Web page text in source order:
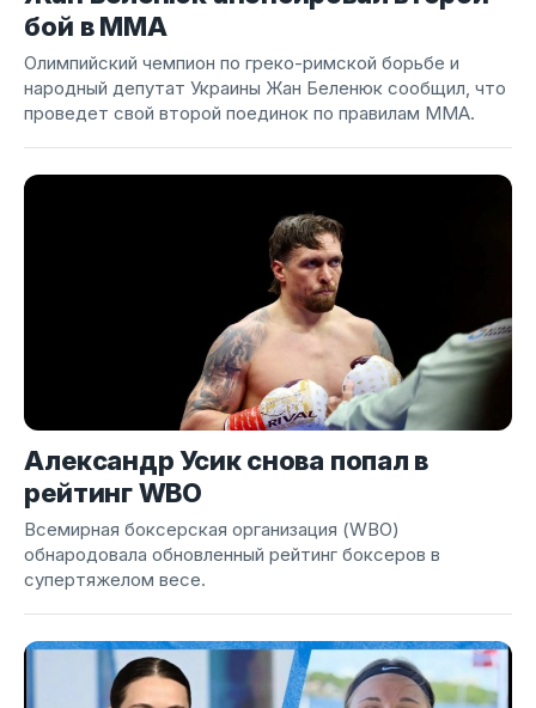
бой в ММА
Олимпийский чемпион по греко-римской борьбе и
народный депутат Украины Жан Беленюк сообщил, что
проведет свой второй поединок по правилам ММА.
Александр Усик снова попал в
рейтинг WBO
Всемирная боксерская организация (WBO)
обнародовала обновленный рейтинг боксеров в
супертяжелом весе.